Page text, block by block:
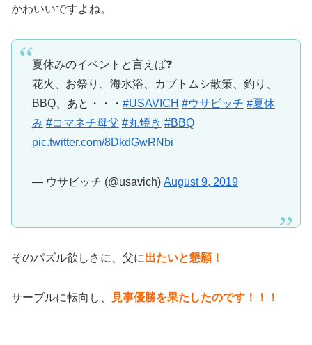
かわいいですよね。
夏休みのイベントと言えば❓
花火、お祭り、海水浴、カブトムシ散策、釣り、
BBQ、あと・・・ #USAVICH #ウサビッチ #夏休
み #コマネチ母父 #丸焼き #BBQ
pic.twitter.com/8DkdGwRNbi
— ウサビッチ (@usavich) August 9, 2019
そのパズル欲しさに、父に出たいと懇願！
サーブルに転向し、 見事優勝を果たしたのです！！！